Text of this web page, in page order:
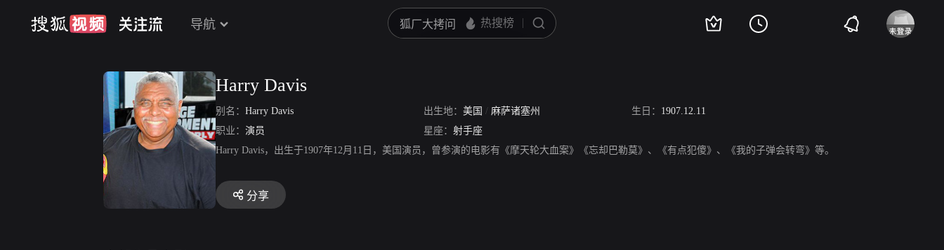
导航
Harry Davis
别名： Harry Davis 出生地： 美国 / 麻萨诸塞州 生日： 1907.12.11
职业： 演员 星座： 射手座
Harry Davis，出生于1907年12月11日，美国演员，曾参演的电影有《摩天轮大血案》《忘却巴勒莫》、《有点犯傻》、《我的子弹会转弯》等。
分享